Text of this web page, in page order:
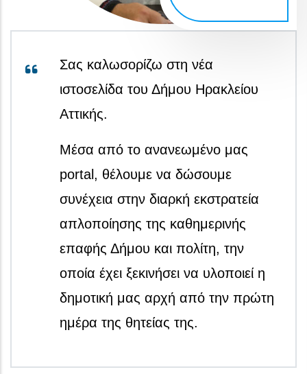
Σας καλωσορίζω στη νέα
ιστοσελίδα του Δήμου Ηρακλείου
Αττικής.
Μέσα από το ανανεωμένο μας
portal, θέλουμε να δώσουμε
συνέχεια στην διαρκή εκστρατεία
απλοποίησης της καθημερινής
επαφής Δήμου και πολίτη, την
οποία έχει ξεκινήσει να υλοποιεί η
δημοτική μας αρχή από την πρώτη
ημέρα της θητείας της.